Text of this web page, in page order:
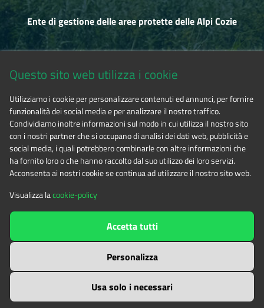
Ente di gestione delle aree protette delle Alpi Cozie
Via Fransuà Fontan, 1 - 10050 Salbertrand (TO)
Tel. 0122.854720
E-mailalpicozie@cert.ruparpiemonte.it
The contents of this websitebyEnte di gestione delle aree
protette delle Alpi Cozieis licensed under
Attribution-NonCommercial-NoDerivatives 4.0 International
Questo sito web utilizza i cookie
Utilizziamo i cookie per personalizzare contenuti ed annunci, per fornire
funzionalità dei social media e per analizzare il nostro traffico.
Condividiamo inoltre informazioni sul modo in cui utilizza il nostro sito
con i nostri partner che si occupano di analisi dei dati web, pubblicità e
social media, i quali potrebbero combinarle con altre informazioni che
ha fornito loro o che hanno raccolto dal suo utilizzo dei loro servizi.
Acconsenta ai nostri cookie se continua ad utilizzare il nostro sito web.
Visualizza lacookie-policy
Usa solo i necessari
Personalizza
Accetta tutti